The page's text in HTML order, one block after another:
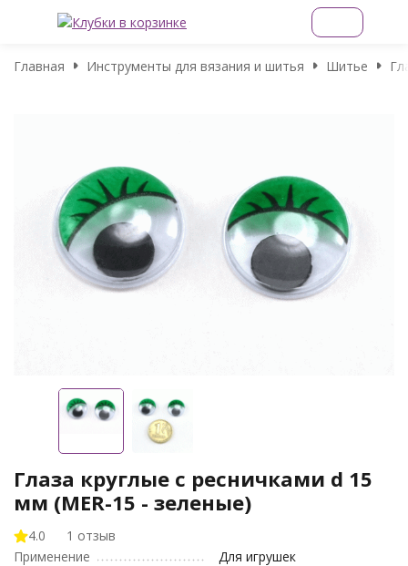
Главная Инструменты для вязания и шитья Шитье
Глаза круглые с ресничками d 15
мм (MER-15 - зеленые)
4.0
1 отзыв
Применение
Для игрушек